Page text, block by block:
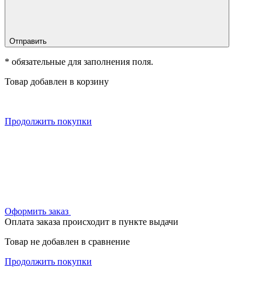
Отправить
* обязательные для заполнения поля.
Товар добавлен в корзину
Продолжить покупки
Оформить заказ
Оплата заказа происходит в пункте выдачи
Товар не добавлен в сравнение
Продолжить покупки